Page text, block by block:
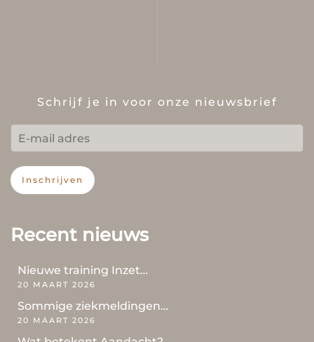
Schrijf je in voor onze nieuwsbrief
Inschrijven
Recent nieuws
Nieuwe training Inzet…
20 MAART 2026
Sommige ziekmeldingen…
20 MAART 2026